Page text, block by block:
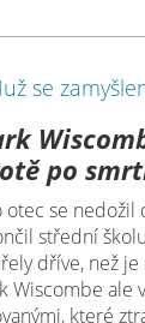
po
otec se nedožil
střední
dříve, než je
Wiscombe ale
které